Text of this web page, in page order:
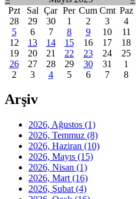
Pzt
Sal Çar Per Cum Cmt Paz
28
29 30 1 2 3
4
5
6 7 8 9 10
11
12
13 14 15 16 17
18
19
20 21 22 23 24
25
26
27 28 29 30 31
1
2
3 4 5 6 7 8
Arşiv
2026, Ağustos (1)
2026, Temmuz (8)
2026, Haziran (10)
2026, Mayıs (15)
2026, Nisan (1)
2026, Mart (16)
2026, Şubat (4)